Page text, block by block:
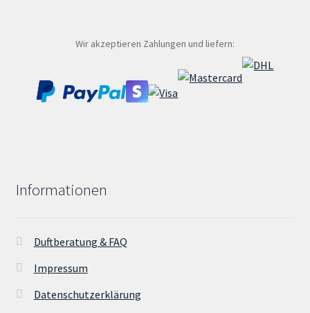
Produktseite
gewählt
werden
Wir akzeptieren Zahlungen und liefern:
Informationen
Duftberatung & FAQ
Impressum
Datenschutzerklärung